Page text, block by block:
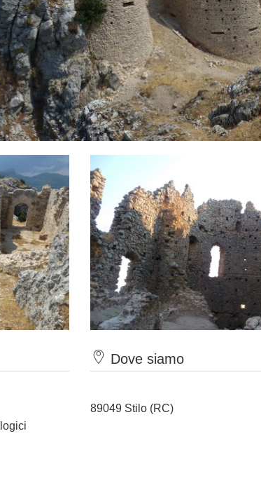
Dove siamo
89049 Stilo (RC)